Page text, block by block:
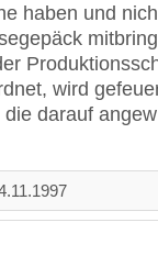
haben und
wird
darauf